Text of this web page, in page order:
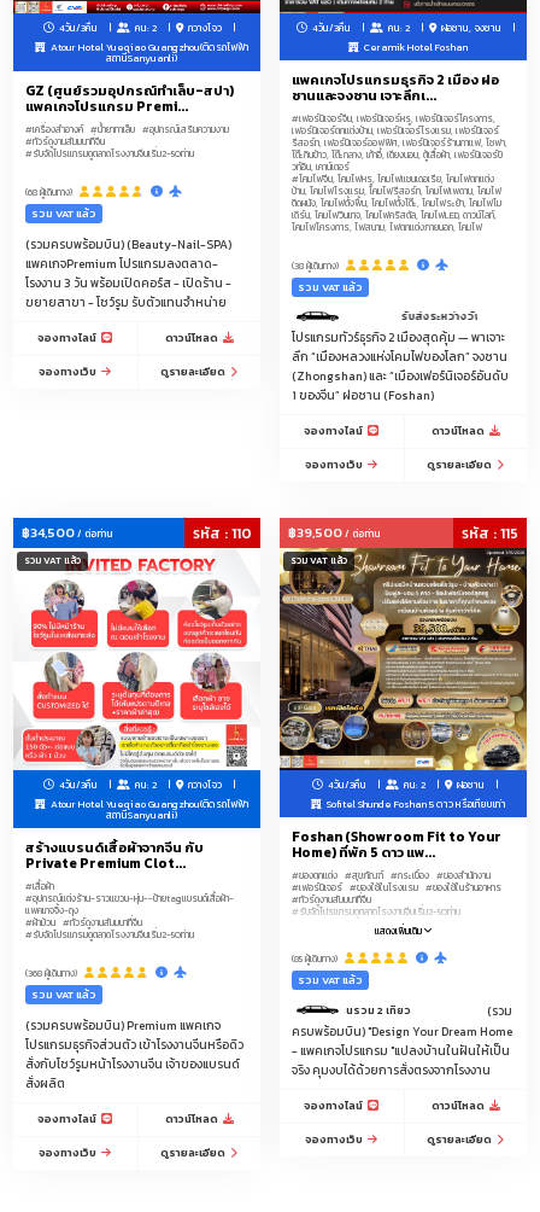
เครื่องมือช่าง OEM Hardware / ไขควง/คีมตัด/คีมล็อค/คีมปากจิ้งจก/ประแจ/ชุด
บล็อก/ค้อน/เลื่อยมือ/คัตเตอร์/ตลับเมตร/ระดับน้ำ/กรรไกรตัดเหล็ก/ชุดดอก
สว่าน/กาวร้อน/กาวอีพ็อกซี่ และอื่นๆในหมวด
ทรายแมว/กระเป๋าเดินทาง/แพคเกจจิ้งDelivery Food/สกินแคร์-เครื่องสำอาง/
ขนตาปลอม/เครื่องมือช่าง/อะไหล่ตกแต่งเสื้อผ้า-กระเป๋า-รองเท้าและของตกแต่ง
ทุกชนิด/ไหมพรม/ร่มทุกประเภท/ถุงเท้า/รองเท้า
แหล่งกระเป๋าราคาถูกตามเวบไซส์จีน Taobao 1688 Alibaba Pinduoduo
เมืองโรงงานรองเท้า ชุดนอน-ชุดชั้นใน แพคเกจจิ้งครบวงจร น้ำหอม
ของใช้สัตว์เลี้ยง/ชามอาหารสัตว์/ขวดน้ำสัตว์เลี้ยง/กรงสัตว์เล็ก/สายจูงสุนัข/
ปลอกคอสัตว์เลี้ยง/ที่นอนสัตว์เลี้ยง/ของเล่นสัตว์เลี้ยง/แปรงขนสัตว์/กระบะทราย
แมว/ที่ลับเล็บแมว/ถุงเก็บมูลสัตว์เลี้ยง/กระเป๋าใส่สัตว์เลี้ยง/เสื้อผ้าสัตว์เลี้ยง/
อาหารเม็ดสัตว์เลี้ยง/ข
เครื่องเขียน/ปากกาลูกลื่นแฟนซี/สมุดโน้ตแฟนซี/สติ๊กเกอร์/เทปกาวลายการ์ตูน/
ดินสอ/กระเป๋าใส่เครื่องเขียน/สมุดวาดภาพ/สเก็ตช์บุ๊ก/ชุดเครื่องเขียนเป็นเซ็ต
คลุมดิน/กระถางพลาสติก/กระถางดินเผา/เครื่องพรวนดินมือ/เสียม/จอบ/บัวรดน้ำ
ต้นไม้แบบกด/ขวดพ่นละอองน้ำ/กระติกน้ำเกษตร
ปรับสินค้าตามธุรกิจองค์กรคุณ (Customized Business) กรุณาแจ้งประเภทสินค้า
ก่อนทำการจอง
เฟอร์นิเจอร์จีน, เฟอร์นิเจอร์หรู, เฟอร์นิเจอร์โครงการ, เฟอร์นิเจอร์ตกแต่งบ้าน,
เฟอร์นิเจอร์โรงแรม, เฟอร์นิเจอร์รีสอร์ท, เฟอร์นิเจอร์ออฟฟิศ, เฟอร์นิเจอร์ร้าน
กาแฟ, โซฟา, โต๊ะกินข้าว, โต๊ะกลาง, เก้าอี้, เตียงนอน, ตู้เสื้อผ้า, เฟอร์นิเจอร์บิวท์อิน,
เคาน์เตอร์
โคมไฟจีน, โคมไฟหรู, โคมไฟแชนเดอเรีย, โคมไฟตกแต่งบ้าน, โคมไฟโรงแรม, โคม
ไฟรีสอร์ท, โคมไฟเพดาน, โคมไฟติดผนัง, โคมไฟตั้งพื้น, โคมไฟตั้งโต๊ะ, โคมไฟ
ระย้า, โคมไฟโมเดิร์น, โคมไฟวินเทจ, โคมไฟคริสตัล, โคมไฟLED, ดาวน์ไลท์, โคมไฟ
โครงการ, ไฟสนาม, ไฟตกแต่งภายนอก, โคมไฟ
แบรนด์เนม งานก้อปปี้-เทียบแท้
4วัน/3คืน คน: 2
กวางโจว
Atour Hotel Yueqiao Guangzhou(ติดรถไฟฟ้า
สถานีSanyuanli)
GZ (ศูนย์รวมอุปกรณ์ทำเล็บ-สปา)
แพคเกจโปรแกรม Premi...
#เครื่องสำอางค์ #น้ำยาทาเล็บ #อุปกรณ์เสริมความงาม
#ทัวร์ดูงานสัมมนาที่จีน
#รับจัดโปรแกรมดูตลาดโรงงานจีนเริ่ม2-50ท่าน
(68 ผู้เดินทาง)
รวม VAT แล้ว
(รวมครบพร้อมบิน) (Beauty-Nail-SPA)
แพคเกจPremium โปรแกรมลงตลาด-
โรงงาน 3 วัน พร้อมเปิดคอร์ส - เปิดร้าน -
ขยายสาขา - โชว์รูม รับตัวแทนจำหน่าย
จองทางไลน์
ดาวน์โหลด
จองทางเว็บ
ดูรายละเอียด
4วัน/3คืน คน: 2
ฝอซาน, จงซาน
Ceramik Hotel Foshan
แพคเกจโปรแกรมธุรกิจ 2 เมือง ฝอ
ซานและจงซาน เจาะลึกเ...
#เฟอร์นิเจอร์จีน, เฟอร์นิเจอร์หรู, เฟอร์นิเจอร์โครงการ,
เฟอร์นิเจอร์ตกแต่งบ้าน, เฟอร์นิเจอร์โรงแรม, เฟอร์นิเจอร์
รีสอร์ท, เฟอร์นิเจอร์ออฟฟิศ, เฟอร์นิเจอร์ร้านกาแฟ, โซฟา,
โต๊ะกินข้าว, โต๊ะกลาง, เก้าอี้, เตียงนอน, ตู้เสื้อผ้า, เฟอร์นิเจอร์บิ
วท์อิน, เคาน์เตอร์
#โคมไฟจีน, โคมไฟหรู, โคมไฟแชนเดอเรีย, โคมไฟตกแต่ง
บ้าน, โคมไฟโรงแรม, โคมไฟรีสอร์ท, โคมไฟเพดาน, โคมไฟ
ติดผนัง, โคมไฟตั้งพื้น, โคมไฟตั้งโต๊ะ, โคมไฟระย้า, โคมไฟโม
เดิร์น, โคมไฟวินเทจ, โคมไฟคริสตัล, โคมไฟLED, ดาวน์ไลท์,
โคมไฟโครงการ, ไฟสนาม, ไฟตกแต่งภายนอก, โคมไฟ
(38 ผู้เดินทาง)
รวม VAT แล้ว
รับส่งระหว่างวันเมืองฝอซาน-
โปรแกรมทัวร์ธุรกิจ 2 เมืองสุดคุ้ม — พาเจาะ
ลึก “เมืองหลวงแห่งโคมไฟของโลก” จงซาน
(Zhongshan) และ “เมืองเฟอร์นิเจอร์อันดับ
1 ของจีน” ฝอซาน (Foshan)
จองทางไลน์
ดาวน์โหลด
จองทางเว็บ
ดูรายละเอียด
฿34,500/ ต่อท่าน
รวม VAT แล้ว
รหัส : 110
4วัน/3คืน คน: 2
กวางโจว
Atour Hotel Yueqiao Guangzhou(ติดรถไฟฟ้า
สถานีSanyuanli)
สร้างแบรนด์เสื้อผ้าจากจีน กับ
Private Premium Clot...
#เสื้อผ้า
#อุปกรณ์แต่งร้าน-ราวแขวน-หุ่น--ป้ายtagแบรนด์เสื้อผ้า-
แพคเกจจิ้ง-ถุง
#ผ้าม้วน #ทัวร์ดูงานสัมมนาที่จีน
#รับจัดโปรแกรมดูตลาดโรงงานจีนเริ่ม2-50ท่าน
(368 ผู้เดินทาง)
รวม VAT แล้ว
(รวมครบพร้อมบิน) Premium แพคเกจ
โปรแกรมธุรกิจส่วนตัว เข้าโรงงานจีนหรือดิว
สั่งกับโชว์รูมหน้าโรงงานจีน เจ้าของแบรนด์
สั่งผลิต
จองทางไลน์
ดาวน์โหลด
จองทางเว็บ
ดูรายละเอียด
฿39,500/ ต่อท่าน
รวม VAT แล้ว
รหัส : 115
4วัน/3คืน คน: 2
ฝอซาน
Sofitel Shunde Foshan 5 ดาว หรือเทียบเท่า
Foshan (Showroom Fit to Your
Home) ที่พัก 5 ดาว แพ...
#ของตกแต่ง #สุขภัณฑ์ #กระเบื้อง #ของสำนักงาน
#เฟอร์นิเจอร์ #ของใช้ในโรงแรม #ของใช้ในร้านอาหาร
#ทัวร์ดูงานสัมมนาที่จีน
#รับจัดโปรแกรมดูตลาดโรงงานจีนเริ่ม2-50ท่าน
แสดงเพิ่มเติม
(85 ผู้เดินทาง)
รวม VAT แล้ว
มูซีนพร้อมคนขับรถ ระหว่างสนามบินกวางโจว-โรงแรม 5ดาวฝอซานรวม 2 เที่ยว
(รวม
ครบพร้อมบิน) "Design Your Dream Home
- แพคเกจโปรแกรม "แปลงบ้านในฝันให้เป็น
จริง คุมงบได้ด้วยการสั่งตรงจากโรงงาน
จองทางไลน์
ดาวน์โหลด
จองทางเว็บ
ดูรายละเอียด